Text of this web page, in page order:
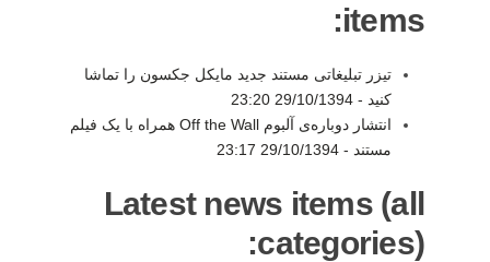
items:
تیزر تبلیغاتی مستند جدید مایکل جکسون را تماشا
کنید - 29/10/1394 23:20
انتشار دوباره‌ی آلبوم Off the Wall همراه با یک فیلم
مستند - 29/10/1394 23:17
Latest news items (all
categories):